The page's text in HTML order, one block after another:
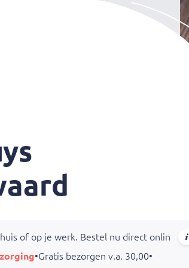
of op je werk. Bestel nu direct online bij
•Gratis bezorgen v.a. 30,00•